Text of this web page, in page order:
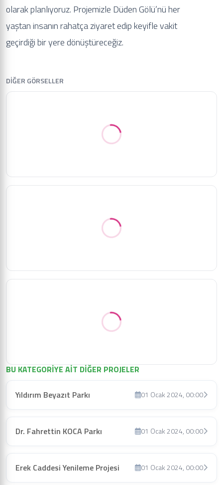
olarak planlıyoruz. Projemizle Düden Gölü’nü her
yaştan insanın rahatça ziyaret edip keyifle vakit
geçirdiği bir yere dönüştüreceğiz.
DİĞER GÖRSELLER
BU KATEGORİYE AİT DİĞER PROJELER
Yıldırım Beyazıt Parkı 01 Ocak 2024, 00:00
Dr. Fahrettin KOCA Parkı 01 Ocak 2024, 00:00
Erek Caddesi Yenileme Projesi 01 Ocak 2024, 00:00